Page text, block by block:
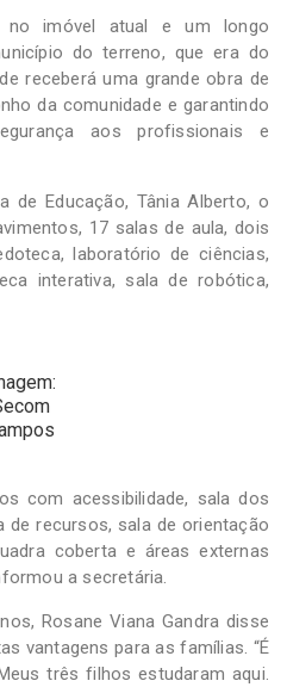
imóvel atual e um longo
do terreno, que era do
receberá uma grande obra de
da comunidade e garantindo
aos profissionais e
de Educação, Tânia Alberto, o
17 salas de aula, dois
laboratório de ciências,
interativa, sala de robótica,
com acessibilidade, sala dos
de recursos, sala de orientação
coberta e áreas externas
a secretária.
Rosane Viana Gandra disse
vantagens para as famílias. “É
três filhos estudaram aqui.